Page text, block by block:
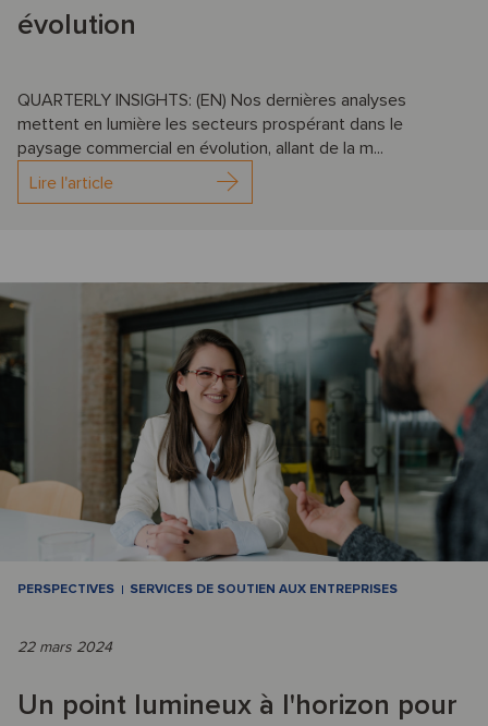
évolution
QUARTERLY INSIGHTS: (EN) Nos dernières analyses
mettent en lumière les secteurs prospérant dans le
paysage commercial en évolution, allant de la m...
Lire l'article
PERSPECTIVES SERVICES DE SOUTIEN AUX ENTREPRISES
22 mars 2024
Un point lumineux à l'horizon pour